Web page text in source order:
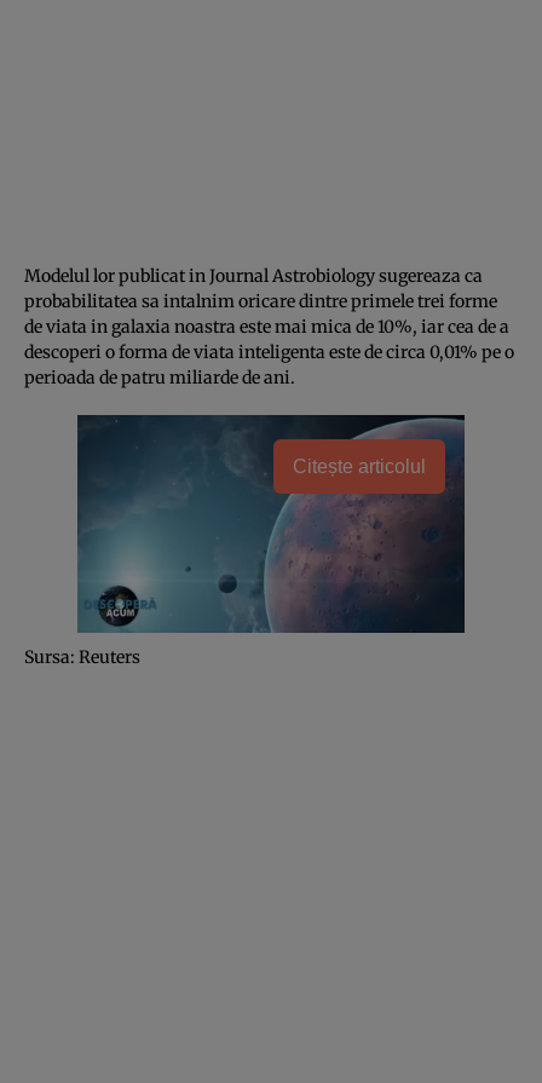
Modelul lor publicat in Journal Astrobiology sugereaza ca
probabilitatea sa intalnim oricare dintre primele trei forme
de viata in galaxia noastra este mai mica de 10%, iar cea de a
descoperi o forma de viata inteligenta este de circa 0,01% pe o
perioada de patru miliarde de ani.
Citește articolul
Sursa: Reuters